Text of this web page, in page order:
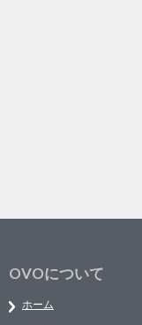
OVOについて
ホーム